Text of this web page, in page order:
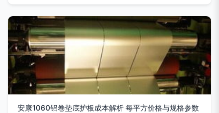
安康1060铝卷垫底护板成本解析 每平方价格与规格参数